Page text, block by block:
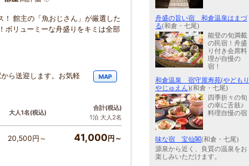
館主の「魚おじさん」が厳選した
ボリューミーな舟盛りをキミは全部
ら送迎します。お気軽
MAP
大人1名(税込)
合計(税込)
1泊 大人2名
20,500円～ 41,000円～
舟盛の旨い宿 和倉温泉はまづ
る(和倉・七尾)
能登の旬満載
の民宿！舟盛
り付き会席料
理が自慢の
宿！
和倉温泉 宿守屋寿苑(やどもり
やじゅえん)(和倉・七尾)
四季折々の旬
の幸に舌鼓
料理自慢の宿
味な宿 宝仙閣(和倉・七尾)
源泉から近く、良質の温泉をお
楽しみいただけます。